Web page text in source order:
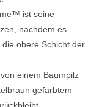
ist seine
nachdem es
obere Schicht der
einem Baumpilz
gefärbtem